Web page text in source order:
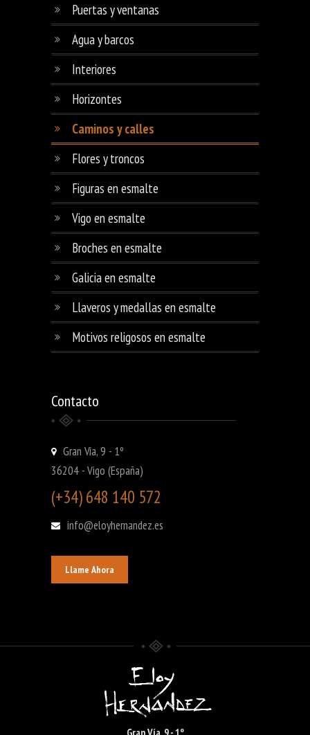
Puertas y ventanas
Agua y barcos
Interiores
Horizontes
Caminos y calles
Flores y troncos
Figuras en esmalte
Vigo en esmalte
Broches en esmalte
Galicia en esmalte
Llaveros y medallas en esmalte
Motivos religosos en esmalte
Contacto
Gran Vía, 9 - 1º
36204 - Vigo (España)
(+34) 648 140 572
info@eloyhernandez.es
Llame Ahora